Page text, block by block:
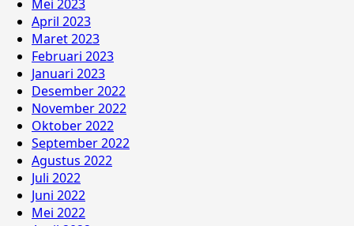
Mei 2023
April 2023
Maret 2023
Februari 2023
Januari 2023
Desember 2022
November 2022
Oktober 2022
September 2022
Agustus 2022
Juli 2022
Juni 2022
Mei 2022